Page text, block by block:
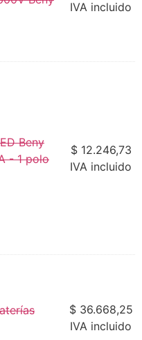
IVA incluido
Beny
- 1 polo
$ 12.246,73
IVA incluido
$ 36.668,25
IVA incluido